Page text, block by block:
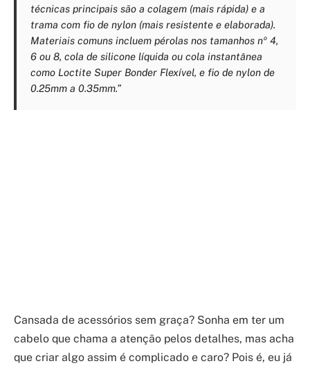
técnicas principais são a colagem (mais rápida) e a
trama com fio de nylon (mais resistente e elaborada).
Materiais comuns incluem pérolas nos tamanhos nº 4,
6 ou 8, cola de silicone líquida ou cola instantânea
como Loctite Super Bonder Flexível, e fio de nylon de
0.25mm a 0.35mm.”
Cansada de acessórios sem graça? Sonha em ter um
cabelo que chama a atenção pelos detalhes, mas acha
que criar algo assim é complicado e caro? Pois é, eu já